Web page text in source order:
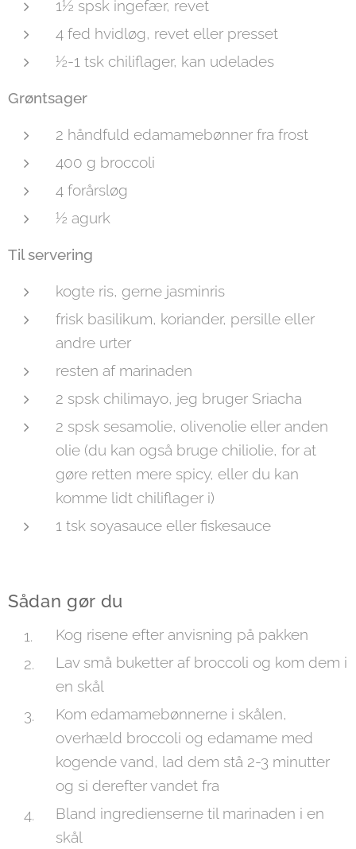
1½ spsk ingefær, revet
4 fed hvidløg, revet eller presset
½-1 tsk chiliflager, kan udelades
Grøntsager
2 håndfuld edamamebønner fra frost
400 g broccoli
4 forårsløg
½ agurk
Til servering
kogte ris, gerne jasminris
frisk basilikum, koriander, persille eller
andre urter
resten af marinaden
2 spsk chilimayo, jeg bruger Sriacha
2 spsk sesamolie, olivenolie eller anden
olie (du kan også bruge chiliolie, for at
gøre retten mere spicy, eller du kan
komme lidt chiliflager i)
1 tsk soyasauce eller fiskesauce
Sådan gør du
Kog risene efter anvisning på pakken
Lav små buketter af broccoli og kom dem i
en skål
Kom edamamebønnerne i skålen,
overhæld broccoli og edamame med
kogende vand, lad dem stå 2-3 minutter
og si derefter vandet fra
Bland ingredienserne til marinaden i en
skål